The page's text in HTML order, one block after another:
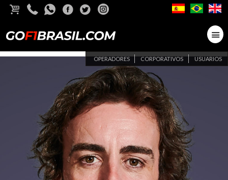
OPERADORES CORPORATIVOS USUARIOS